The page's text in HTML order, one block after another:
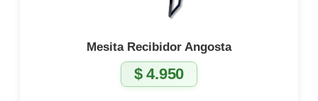
Mesita Recibidor Angosta
$4.950